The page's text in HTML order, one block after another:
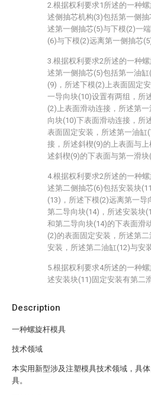
Description
一种螺旋杆模具
技术领域
本实用新型涉及注塑模具技术领域，具
具。
2.根据权利要求1所述的一种
述侧抽芯机构(3)包括第一侧
述第一侧抽芯(5)与下模(2)一
(6)与下模(2)远离第一侧抽芯
3.根据权利要求2所述的一种
述第一侧抽芯(5)包括第一油
(9)，所述下模(2)上表面固定
一导向块(10)设置有两组，所
(2)上表面滑动连接，所述第
向块(10)下表面滑动连接，所
表面固定安装，所述第一油
接，所述斜楔(9)的上表面与
述斜楔(9)的下表面与第一滑块
4.根据权利要求2所述的一种
述第二侧抽芯(6)包括安装块
(13)，所述下模(2)远离第一
第二导向块(14)，所述安装块
和第二导向块(14)的下表面滑
(2)的表面固定安装，所述第
安装，所述第二油缸(12)与安
5.根据权利要求4所述的一种
述安装块(11)固定安装有第二